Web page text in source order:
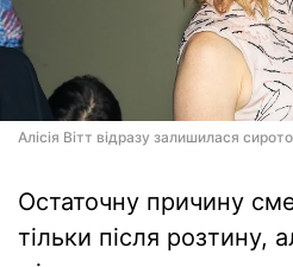
Алісія Вітт відразу залишилася
Остаточну причину
тільки після розтину,